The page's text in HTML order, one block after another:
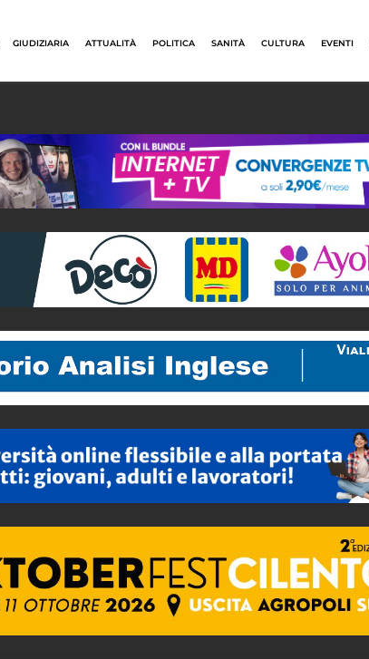
GIUDIZIARIA ATTUALITÀ POLITICA SANITÀ CULTURA EVENTI